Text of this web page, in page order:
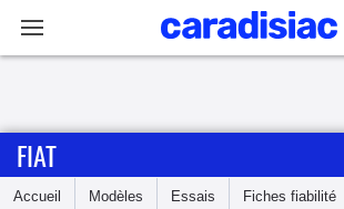
Accueil
FIAT
Accueil Modèles Essais Fiches fiabilité